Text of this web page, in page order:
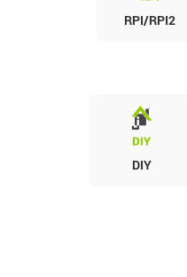
RPI/RPI2
DIY